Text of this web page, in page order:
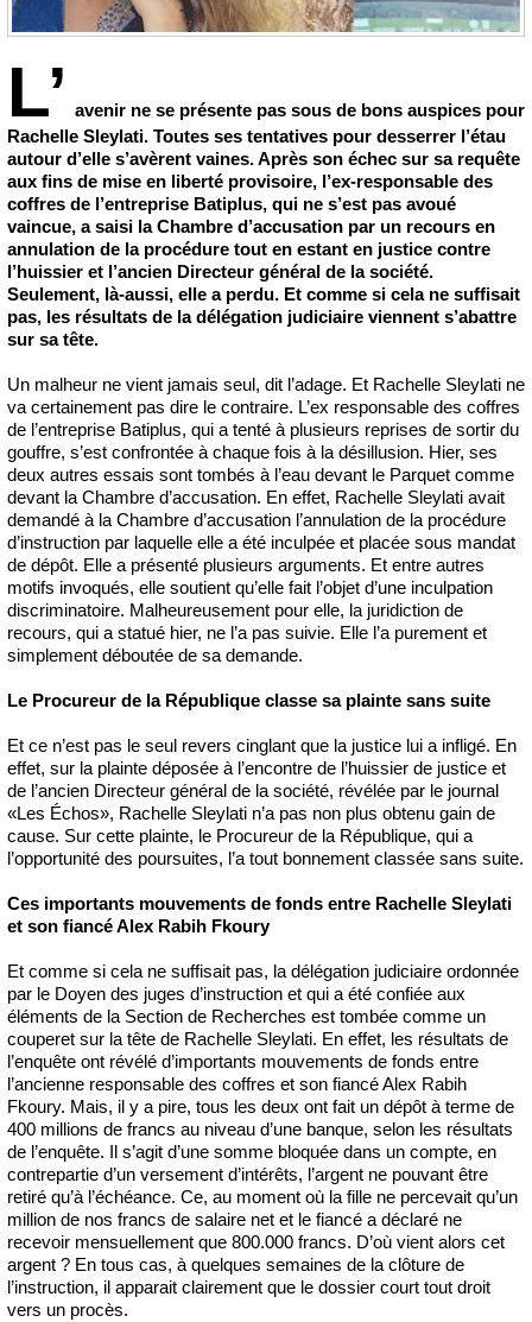
L’ avenir ne se présente pas sous de bons auspices pour
Rachelle Sleylati. Toutes ses tentatives pour desserrer l’étau
autour d’elle s’avèrent vaines. Après son échec sur sa requête
aux fins de mise en liberté provisoire, l’ex-responsable des
coffres de l’entreprise Batiplus, qui ne s’est pas avoué
vaincue, a saisi la Chambre d’accusation par un recours en
annulation de la procédure tout en estant en justice contre
l’huissier et l’ancien Directeur général de la société.
Seulement, là-aussi, elle a perdu. Et comme si cela ne suffisait
pas, les résultats de la délégation judiciaire viennent s’abattre
sur sa tête.
Un malheur ne vient jamais seul, dit l’adage. Et Rachelle Sleylati ne
va certainement pas dire le contraire. L’ex responsable des coffres
de l’entreprise Batiplus, qui a tenté à plusieurs reprises de sortir du
gouffre, s’est confrontée à chaque fois à la désillusion. Hier, ses
deux autres essais sont tombés à l’eau devant le Parquet comme
devant la Chambre d’accusation. En effet, Rachelle Sleylati avait
demandé à la Chambre d’accusation l’annulation de la procédure
d’instruction par laquelle elle a été inculpée et placée sous mandat
de dépôt. Elle a présenté plusieurs arguments. Et entre autres
motifs invoqués, elle soutient qu’elle fait l’objet d’une inculpation
discriminatoire. Malheureusement pour elle, la juridiction de
recours, qui a statué hier, ne l’a pas suivie. Elle l’a purement et
simplement déboutée de sa demande.
Le Procureur de la République classe sa plainte sans suite
Et ce n’est pas le seul revers cinglant que la justice lui a infligé. En
effet, sur la plainte déposée à l’encontre de l’huissier de justice et
de l’ancien Directeur général de la société, révélée par le journal
«Les Échos», Rachelle Sleylati n’a pas non plus obtenu gain de
cause. Sur cette plainte, le Procureur de la République, qui a
l’opportunité des poursuites, l’a tout bonnement classée sans suite.
Ces importants mouvements de fonds entre Rachelle Sleylati
et son fiancé Alex Rabih Fkoury
Et comme si cela ne suffisait pas, la délégation judiciaire ordonnée
par le Doyen des juges d’instruction et qui a été confiée aux
éléments de la Section de Recherches est tombée comme un
couperet sur la tête de Rachelle Sleylati. En effet, les résultats de
l’enquête ont révélé d’importants mouvements de fonds entre
l’ancienne responsable des coffres et son fiancé Alex Rabih
Fkoury. Mais, il y a pire, tous les deux ont fait un dépôt à terme de
400 millions de francs au niveau d’une banque, selon les résultats
de l’enquête. Il s’agit d’une somme bloquée dans un compte, en
contrepartie d’un versement d’intérêts, l’argent ne pouvant être
retiré qu’à l’échéance. Ce, au moment où la fille ne percevait qu’un
million de nos francs de salaire net et le fiancé a déclaré ne
recevoir mensuellement que 800.000 francs. D’où vient alors cet
argent ? En tous cas, à quelques semaines de la clôture de
l’instruction, il apparait clairement que le dossier court tout droit
vers un procès.